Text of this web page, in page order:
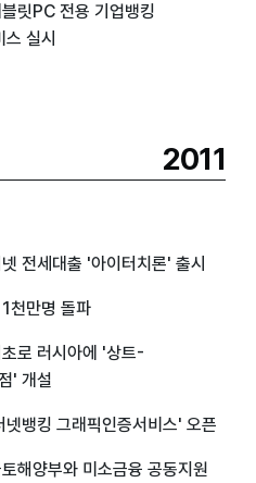
릿PC 전용 기업뱅킹
실시
2011
전세대출 '아이터치론' 출시
천만명 돌파
로 러시아에 '상트-
' 개설
뱅킹 그래픽인증서비스' 오픈
해양부와 미소금융 공동지원